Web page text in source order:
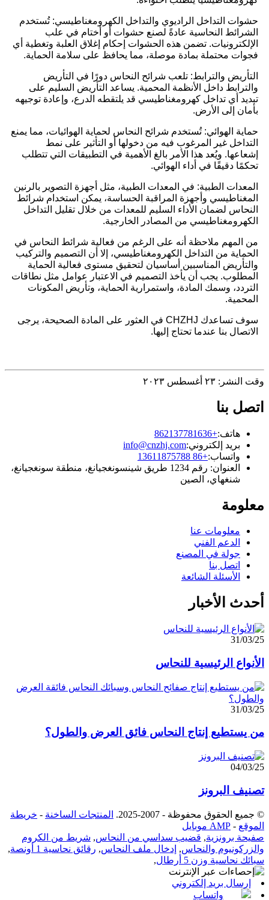
حشوات التداخل الراديوي والتداخل الكهرومغناطيسي: تُستخدم
الشرائط النحاسية عادةً لصنع حشوات أو أختام في علب
الإلكترونيات. تضمن هذه الحشوات إحكام إغلاق العلبة وتغطية أي
فجوات محتملة بمادة موصلة، مما يحافظ على سلامة الحماية.
التأريض والترابط: تلعب شرائح النحاس دورًا في التأريض
والترابط داخل الأنظمة المحمية. يساعد التأريض السليم على
تبديد أي تداخل كهرومغناطيسي قد يلتقطه الدرع، وإعادة توجيهه
بأمان إلى الأرض.
حماية الهوائي: تُستخدم شرائح النحاس لحماية الهوائيات، مما يمنع
التداخل غير المرغوب فيه من دخولها أو التأثير على نمط
إشعاعها. ويُعد هذا الأمر بالغ الأهمية في التطبيقات التي تتطلب
تحكمًا دقيقًا في أداء الهوائي.
المعدات الطبية: في المعدات الطبية، مثل أجهزة التصوير بالرنين
المغناطيسي وأجهزة المراقبة الحساسة، يمكن استخدام شرائط
النحاس لضمان الأداء السليم للمعدات من خلال تقليل التداخل
الكهرومغناطيسي من المصادر الخارجية.
من المهم ملاحظة أنه على الرغم من فعالية شرائط النحاس في
الحماية من التداخل الكهرومغناطيسي، إلا أن التصميم والتركيب
والتأريض المناسبين أساسيان لتحقيق مستوى فعالية الحماية
المطلوب. يجب أن يأخذ التصميم في الاعتبار عوامل مثل نطاقات
التردد، وسمك المادة، واستمرارية الحماية، وتأريض المكونات
المحمية.
سوف تساعدك CHZHJ في العثور على المادة الصحيحة، يرجى
الاتصال بنا عندما تحتاج إليها.
وقت النشر: ٢٣ أغسطس ٢٠٢٣
اتصل بنا
هاتف:+862137781636
بريد إلكتروني:info@cnzhj.com
واتساب:+86 13611875788
العنوان: رقم 1234 طريق شينسونغجيانغ، منطقة سونغجيانغ،
شنغهاي، الصين
معلومة
معلومات عنا
الدعم الفني
جولة في المصنع
اتصل بنا
الأسئلة الشائعة
أحدث الأخبار
31/03/25
الأنواع الرئيسية للنحاس
31/03/25
من يستطيع إنتاج النحاس فائق العرض والطول؟
04/03/25
تصنيف البرونز
© جميع الحقوق محفوظة - 2007-2025. المنتجات الساخنة - خريطة
الموقع - AMP موبايل
صفيحة برونزية, قضيب سداسي من النحاس, شريط من الكروم
والزركونيوم والنحاس, إدخال ملف النحاس, رقائق نحاسية 1 أونصة
,
سبائك نحاسية وزن 5 أرطال
,
إرسال بريد إلكتروني
واتساب